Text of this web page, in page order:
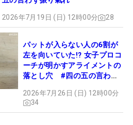
2026年7月19日 (日) 12時00分 28
パットが入らない人の6割が
左を向いていた!? 女子プロコ
ーチが明かすアライメントの
落とし穴 #四の五の言わず
2026年7月26日 (日) 12時00分
34